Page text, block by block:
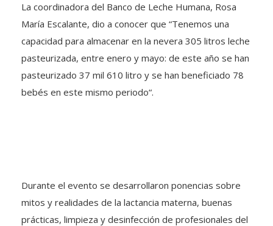
La coordinadora del Banco de Leche Humana, Rosa
María Escalante, dio a conocer que “Tenemos una
capacidad para almacenar en la nevera 305 litros leche
pasteurizada, entre enero y mayo: de este año se han
pasteurizado 37 mil 610 litro y se han beneficiado 78
bebés en este mismo periodo“.
Durante el evento se desarrollaron ponencias sobre
mitos y realidades de la lactancia materna, buenas
prácticas, limpieza y desinfección de profesionales del